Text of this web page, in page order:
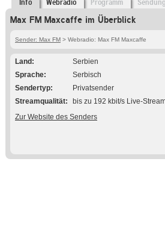
Info Webradio Programm
Max FM Maxcaffe im Überblick
Sender: Max FM > Webradio: Max FM Maxcaffe
Land
Serbien
Sprache
Serbisch
Sendertyp
Privatsender
Streamqualität
bis zu 192 kbit/s Live-
Zur Website des Senders